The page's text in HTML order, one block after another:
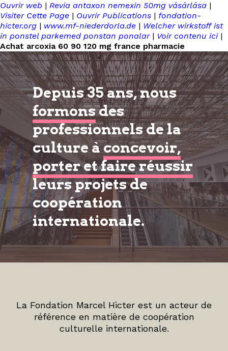
Ouvrir web | Revia antaxon nemexin 50mg vásárlása |
Visiter Cette Page | Ouvrir Publications | fondation-
hicter.org | www.mf-niederdorla.de | Welcher wirkstoff ist
in ponstel parkemed ponstan ponalar| Voir contenu ici|
Achat arcoxia 60 90 120 mg france pharmacie
Depuis 35 ans, nous
formonsdes
professionnels de la
culture àconcevoir,
porter et faire réussir
leurs projets de
coopération
internationale.
La Fondation Marcel Hicter est un acteur de
référence en matière de coopération
culturelle internationale.